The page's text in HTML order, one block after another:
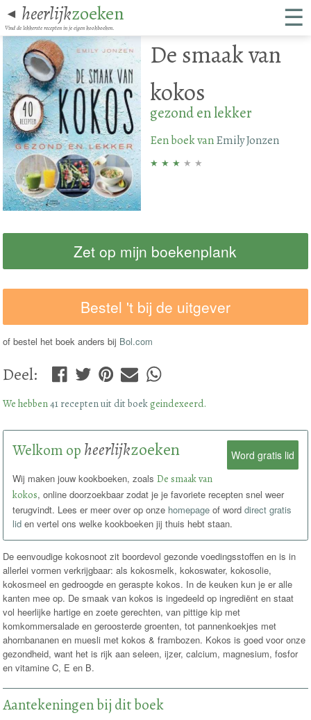
◄ heerlijkzoeken
Vind de lekkerste recepten in je eigen kookboeken. ☰
De smaak van
kokos
gezond en lekker
Een boek vanEmily Jonzen
★ ★ ★ ★ ★
Zet op mijn boekenplank
Bestel 't bij de uitgever
of bestel het boek anders bij Bol.com
Deel:
We hebben41 recepten uit dit boekgeindexeerd.
Word gratis lid
Welkom op heerlijkzoeken
Wij maken jouw kookboeken, zoals De smaak van
kokos, online doorzoekbaar zodat je je favoriete recepten snel weer
terugvindt. Lees er meer over op onze homepage of worddirect gratis
lid en vertel ons welke kookboeken jij thuis hebt staan.
De eenvoudige kokosnoot zit boordevol gezonde voedingsstoffen en is in
allerlei vormen verkrijgbaar: als kokosmelk, kokoswater, kokosolie,
kokosmeel en gedroogde en geraspte kokos. In de keuken kun je er alle
kanten mee op. De smaak van kokos is ingedeeld op ingrediënt en staat
vol heerlijke hartige en zoete gerechten, van pittige kip met
komkommersalade en geroosterde groenten, tot pannenkoekjes met
ahornbananen en muesli met kokos & frambozen. Kokos is goed voor onze
gezondheid, want het is rijk aan seleen, ijzer, calcium, magnesium, fosfor
en vitamine C, E en B.
Aantekeningen bij dit boek